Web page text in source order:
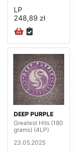
LP
248,89 zł
DEEP PURPLE
Greatest Hits (180
grams) (4LP)
23.05.2025